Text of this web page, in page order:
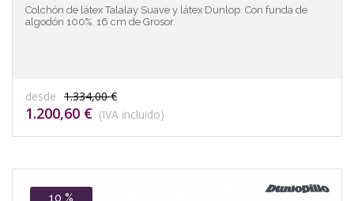
Colchón de látex Talalay Suave y látex Dunlop. Con funda de
algodón 100%. 16 cm de Grosor.
desde 1.334,00 €
1.200,60 € (IVA incluido)
10 %